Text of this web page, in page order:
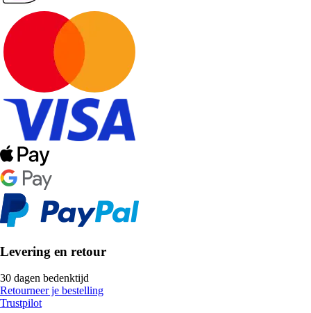
Levering en retour
30 dagen bedenktijd
Retourneer je bestelling
Trustpilot